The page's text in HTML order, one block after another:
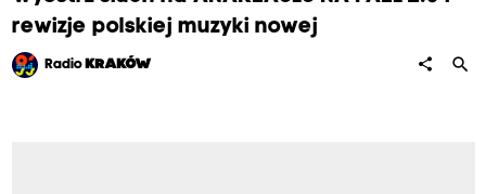
rewizje polskiej muzyki nowej
Radio KRAKÓW share search